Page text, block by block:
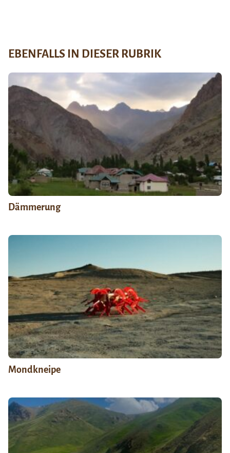
EBENFALLS IN DIESER RUBRIK
Dämmerung
Mondkneipe